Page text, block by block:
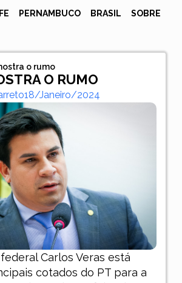
PERNAMBUCO BRASIL SOBRE
o rumo
O RUMO
18/janeiro/2024
Carlos Veras está
cotados do PT para a